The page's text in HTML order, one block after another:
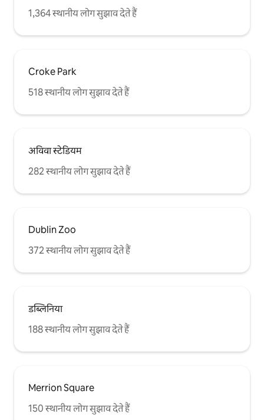
1,364 स्थानीय लोग सुझाव देते हैं
Croke Park
518 स्थानीय लोग सुझाव देते हैं
अविवा स्टेडियम
282 स्थानीय लोग सुझाव देते हैं
Dublin Zoo
372 स्थानीय लोग सुझाव देते हैं
डब्लिनिया
188 स्थानीय लोग सुझाव देते हैं
Merrion Square
150 स्थानीय लोग सुझाव देते हैं